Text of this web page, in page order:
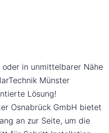
in unmittelbarer Nähe
Münster
Lösung!
Osnabrück GmbH bietet
an zur Seite, um die